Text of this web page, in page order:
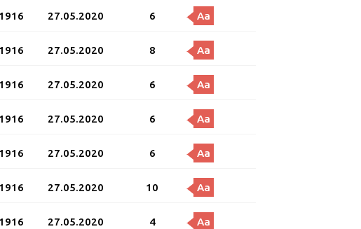
27.05.2020 6 Aa
27.05.2020 8 Aa
27.05.2020 6 Aa
27.05.2020 6 Aa
27.05.2020 6 Aa
27.05.2020 10 Aa
27.05.2020 4 Aa